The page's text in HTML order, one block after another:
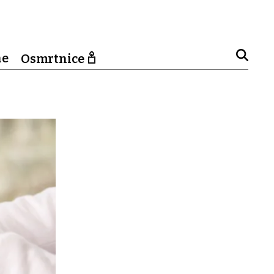
Osmrtnice